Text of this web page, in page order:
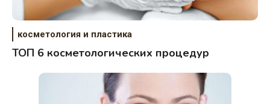
косметология и пластика
ТОП 6 косметологических процедур